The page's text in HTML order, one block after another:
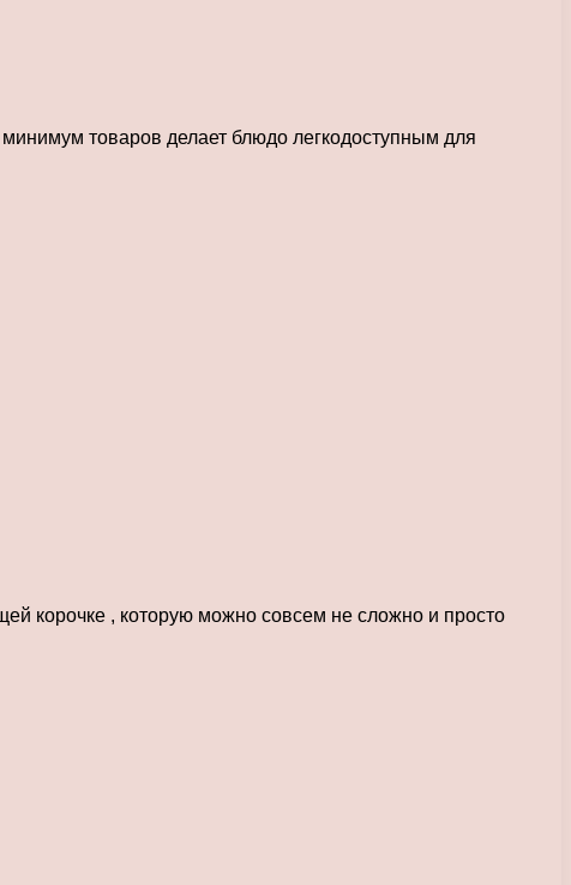
товаров делает блюдо легкодоступным для
корочке , которую можно совсем не сложно и просто